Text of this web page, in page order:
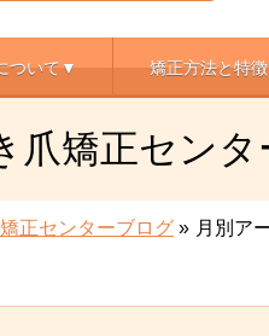
ついて▼ 矯正方法と特徴
爪矯正セン
正センターブログ » 月別ア